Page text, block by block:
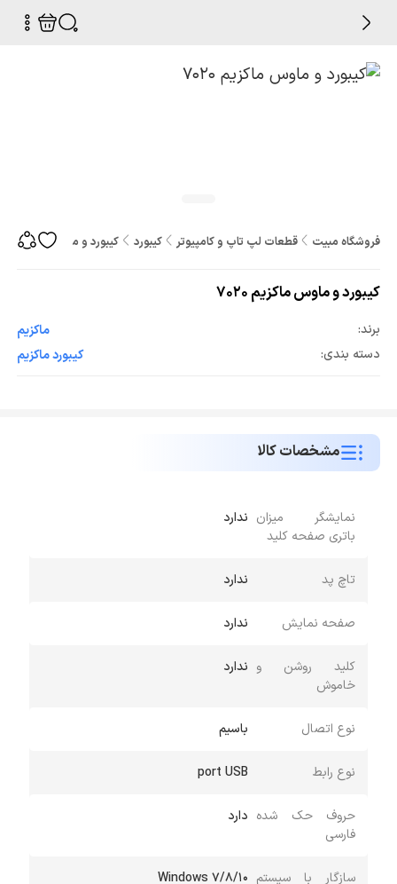
فروشگاه مبیت قطعات لپ تاپ و کامپیوتر کیبورد کیبورد و ماوس ماکزیم 7020
کیبورد و ماوس ماکزیم 7020
برند:
ماکزیم
دسته بندی:
کیبورد ماکزیم
مشخصات کالا
نمایشگر میزان
باتری صفحه کلید
ندارد
تاچ پد ندارد
صفحه نمایش ندارد
کلید روشن و
خاموش
ندارد
نوع اتصال باسیم
نوع رابط port USB
حروف حک شده
فارسی
دارد
سازگار با سیستم Windows 7/8/10